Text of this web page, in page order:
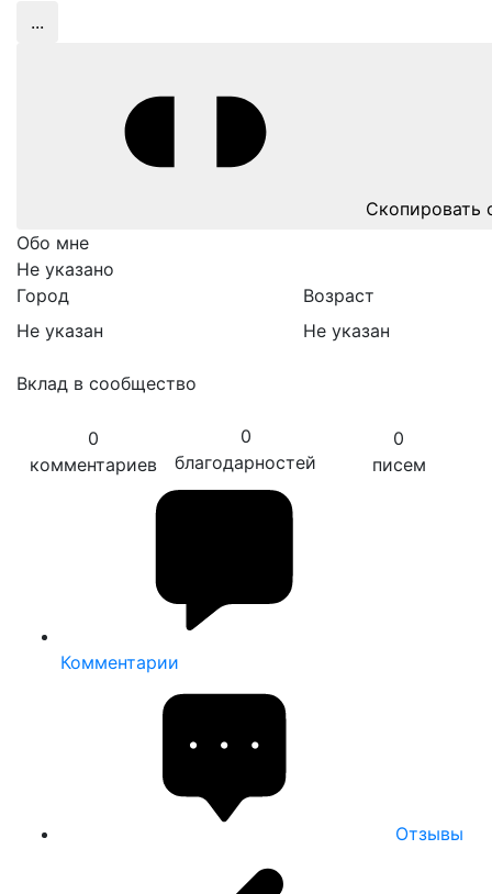
...
Скопировать
Обо мне
Не указано
Город
Не указан
Возраст
Не указан
Вклад в сообщество
0
комментариев
0
благодарностей
0
писем
Комментарии
Отзывы